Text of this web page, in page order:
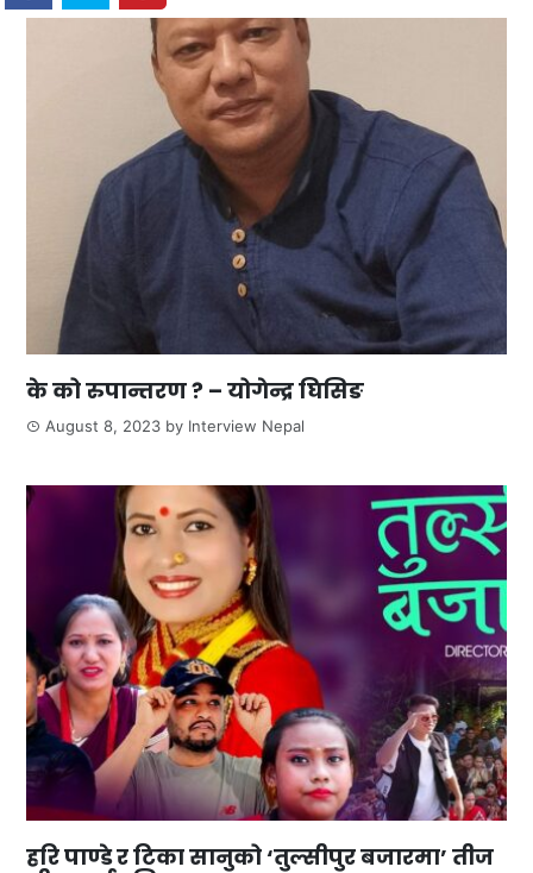
के को रुपान्तरण ? – योगेन्द्र घिसिङ
August 8, 2023 by Interview Nepal
हरि पाण्डे र टिका सानुको ‘तुल्सीपुर बजारमा’ तीज